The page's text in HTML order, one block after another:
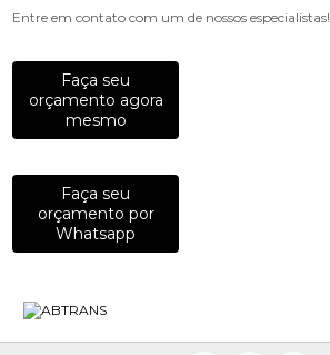
Entre em contato com um de nossos especialistas!
Faça seu
orçamento agora
mesmo
Faça seu
orçamento por
Whatsapp